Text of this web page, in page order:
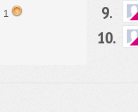
1
9.
10.